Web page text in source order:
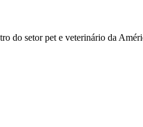
do setor pet e veterinário da